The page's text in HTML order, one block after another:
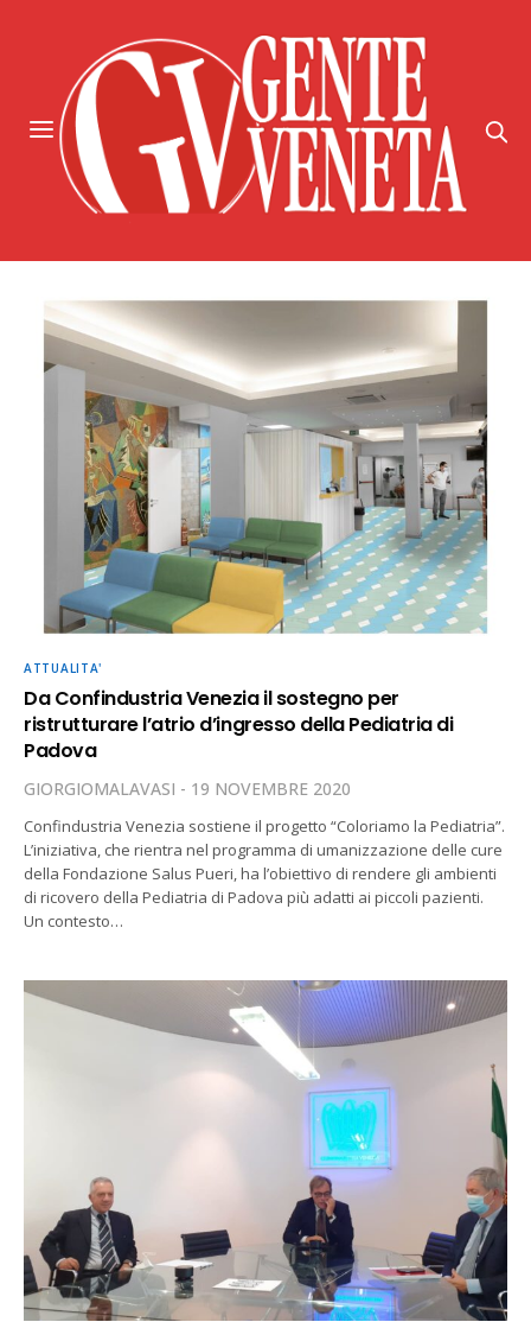
ATTUALITA'
Da Confindustria Venezia il sostegno per
ristrutturare l’atrio d’ingresso della Pediatria di
Padova
GIORGIOMALAVASI 19 NOVEMBRE 2020
Confindustria Venezia sostiene il progetto “Coloriamo la Pediatria”.
L’iniziativa, che rientra nel programma di umanizzazione delle cure
della Fondazione Salus Pueri, ha l’obiettivo di rendere gli ambienti
di ricovero della Pediatria di Padova più adatti ai piccoli pazienti.
Un contesto…